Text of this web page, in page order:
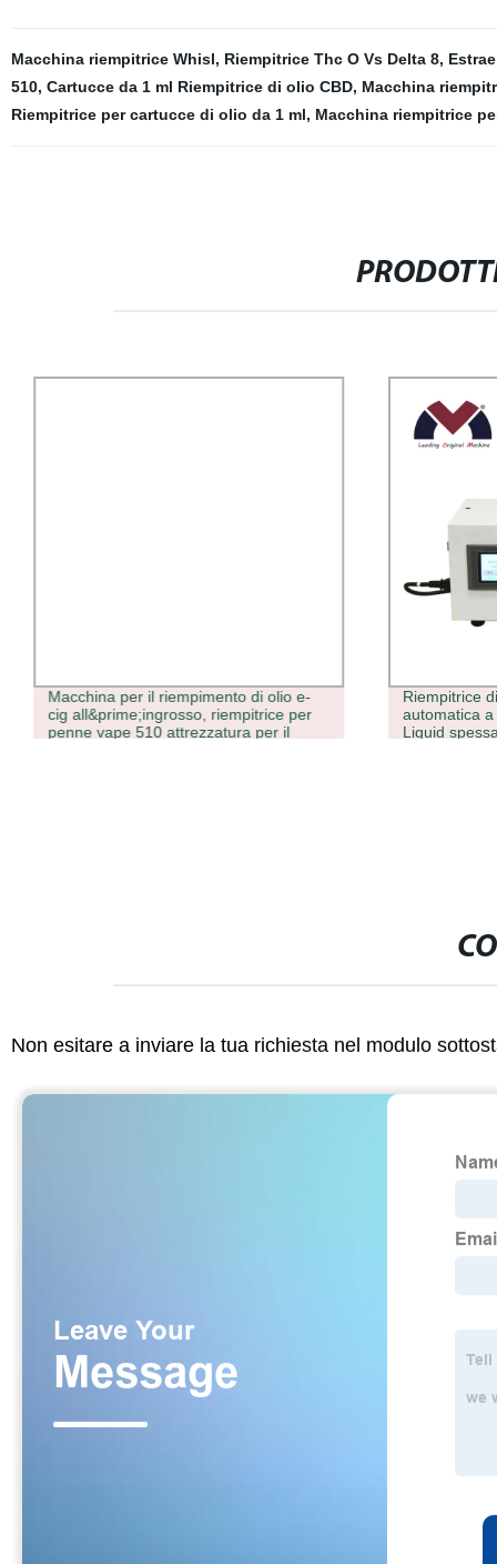
Macchina riempitrice Whisl, Riempitrice Thc O Vs Delta 8,
510, Cartucce da 1 ml Riempitrice di olio CBD, Macchina
Riempitrice per cartucce di olio da 1 ml, Macchina riempitrice
Macchina per il riempimento di olio e-
cig all&prime;ingrosso, riempitrice per
penne vape 510 attrezzatura per il
Riempitrice
automatica
Liquid
Non esitare a inviare la tua richiesta nel modulo